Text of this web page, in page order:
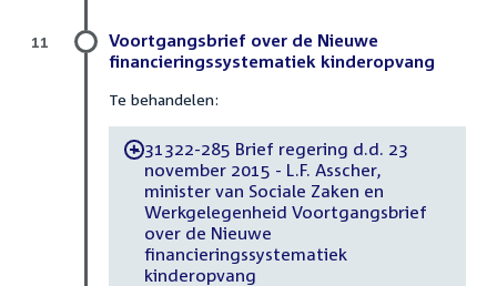
Voortgangsbrief over de Nieuwe
financieringssystematiek kinderopvang
Te behandelen:
-31322-285 Brief regering d.d. 23
november 2015 - L.F. Asscher,
minister van Sociale Zaken en
Werkgelegenheid Voortgangsbrief
over de Nieuwe
financieringssystematiek
kinderopvang
11